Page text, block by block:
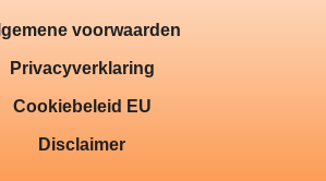
voorwaarden
Privacyverklaring
Cookiebeleid EU
Disclaimer